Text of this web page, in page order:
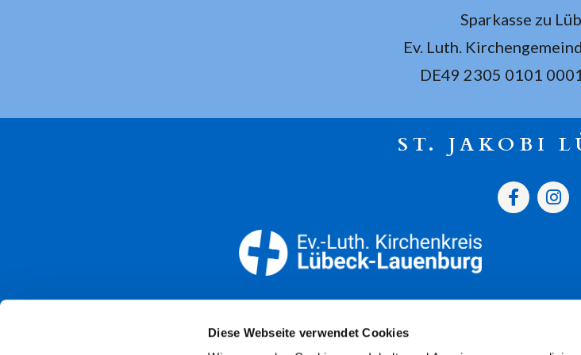
Diese Webseite verwendet Cookies
Sparkasse zu
Ev. Luth.
DE49 2305 0101
ST. JAKOBI
Öffnungszeiten